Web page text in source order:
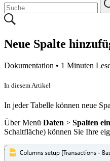
Neue Spalte
Dokumentation • 1 Minuten
In diesem Artikel
In jeder Tabelle können neue
Über Menü Daten > Spalten
Schaltfläche) können Sie Ihre